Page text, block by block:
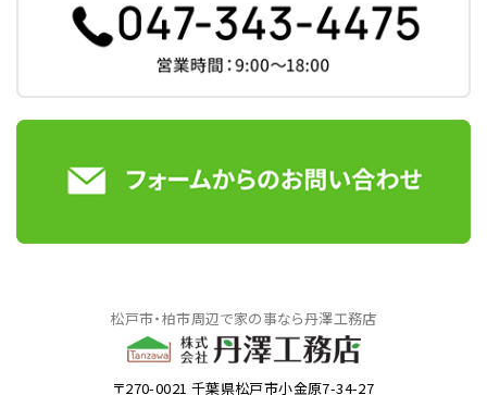
松戸市・柏市周辺で家の事なら丹澤工務店
〒270-0021 千葉県松戸市小金原7-34-27